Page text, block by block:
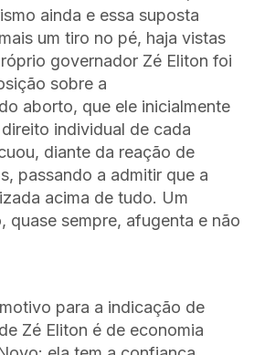
ainda e essa suposta
um tiro no pé, haja vistas
governador Zé Eliton foi
sobre a
aborto, que ele inicialmente
individual de cada
diante da reação de
passando a admitir que a
acima de tudo. Um
quase sempre, afugenta e não
para a indicação de
Zé Eliton é de economia